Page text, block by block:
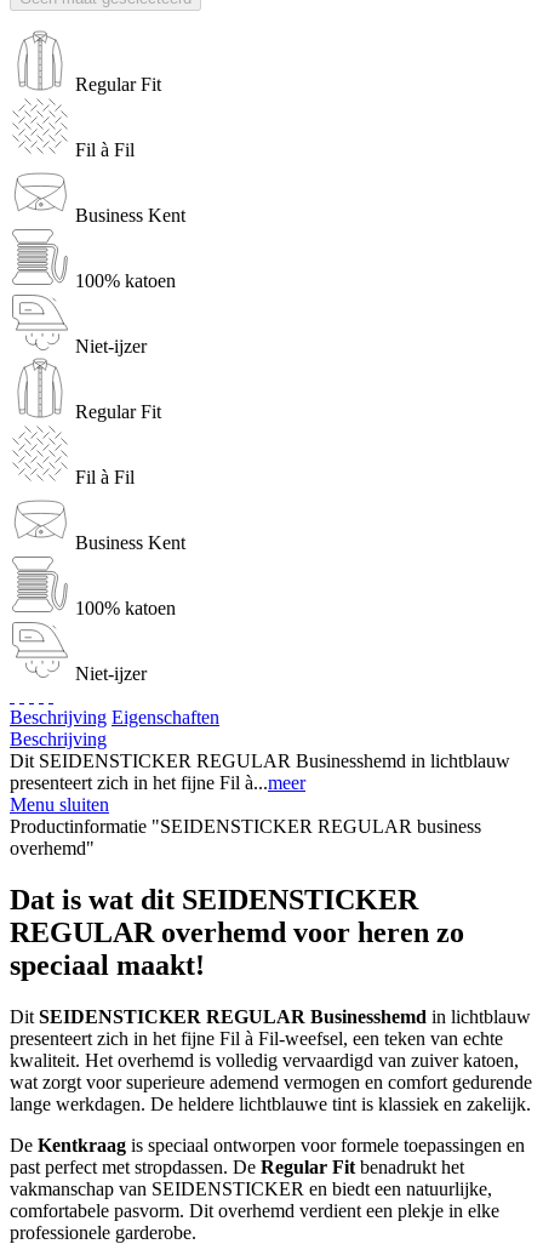
Regular Fit
Fil à Fil
Business Kent
100% katoen
Niet-ijzer
Regular Fit
Fil à Fil
Business Kent
100% katoen
Niet-ijzer
Beschrijving Eigenschaften
Beschrijving
Dit SEIDENSTICKER REGULAR Businesshemd in lichtblauw
presenteert zich in het fijne Fil à...meer
Menu sluiten
Productinformatie "SEIDENSTICKER REGULAR business
overhemd"
Dat is wat dit SEIDENSTICKER
REGULAR overhemd voor heren zo
speciaal maakt!
Dit SEIDENSTICKER REGULAR Businesshemd in lichtblauw
presenteert zich in het fijne Fil à Fil-weefsel, een teken van echte
kwaliteit. Het overhemd is volledig vervaardigd van zuiver katoen,
wat zorgt voor superieure ademend vermogen en comfort gedurende
lange werkdagen. De heldere lichtblauwe tint is klassiek en zakelijk.
De Kentkraag is speciaal ontworpen voor formele toepassingen en
past perfect met stropdassen. De Regular Fit benadrukt het
vakmanschap van SEIDENSTICKER en biedt een natuurlijke,
comfortabele pasvorm. Dit overhemd verdient een plekje in elke
professionele garderobe.